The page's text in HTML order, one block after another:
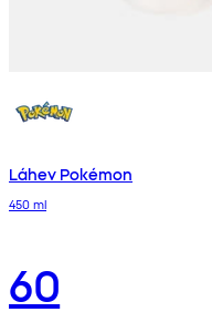
Láhev Pokémon
450 ml
60